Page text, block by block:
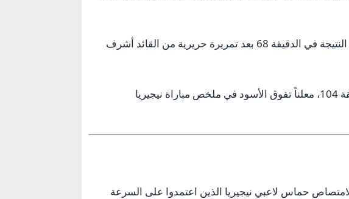
لم يستسلم المنتخب المغربي، بل كثف هجماته المنظمة حتى استطاع سفيان رحيمي تعديل النتيجة في الدقيقة 68 بعد تمريرة حريرية من القائد أشرف
وفي الشوط الإضافي الأول، ارتقى يوسف النصيري فوق الجميع ليضع رأسية قاتلة في الدقيقة 104، معلناً تفوق الأسود في ملخص مباراة نيجيريا
في وسط الملعب لامتصاص حماس لاعبي نيجيريا الذين اعتمدوا على السرعة